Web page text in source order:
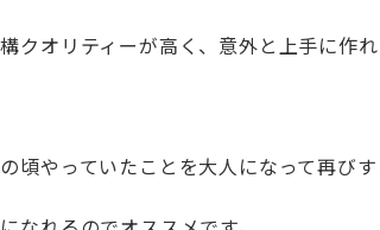
クオリティーが高く、意外と上手に作れ
頃やっていたことを大人になって再び